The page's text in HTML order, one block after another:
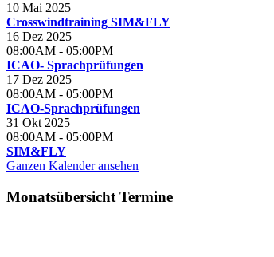
10 Mai 2025
Crosswindtraining SIM&FLY
16 Dez 2025
08:00AM - 05:00PM
ICAO- Sprachprüfungen
17 Dez 2025
08:00AM - 05:00PM
ICAO-Sprachprüfungen
31 Okt 2025
08:00AM - 05:00PM
SIM&FLY
Ganzen Kalender ansehen
Monatsübersicht Termine